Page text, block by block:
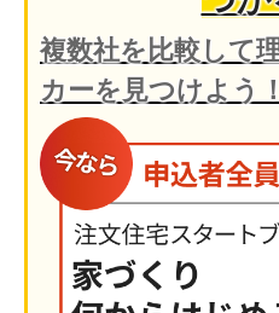
複数社を比較して
カーを見つけよう！